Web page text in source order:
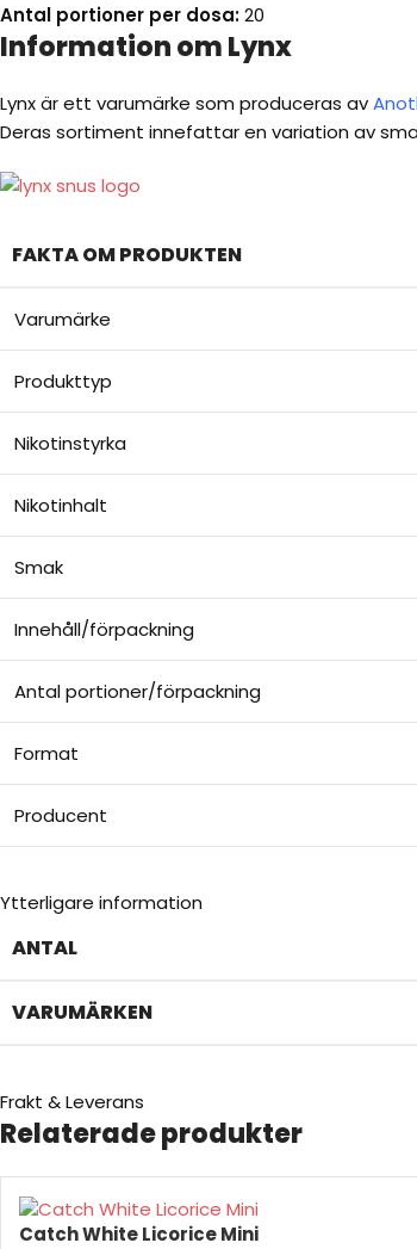
Antal portioner per dosa:20
Information om Lynx
Lynx är ett varumärke som produceras av
Deras sortiment innefattar en variation av
FAKTA OM PRODUKTEN
Varumärke
Produkttyp
Nikotinstyrka
Nikotinhalt
Smak
Innehåll/förpackning
Antal portioner/förpackning
Format
Producent
Ytterligare information
ANTAL
VARUMÄRKEN
Frakt & Leverans
Relaterade produkter
Catch White Licorice Mini